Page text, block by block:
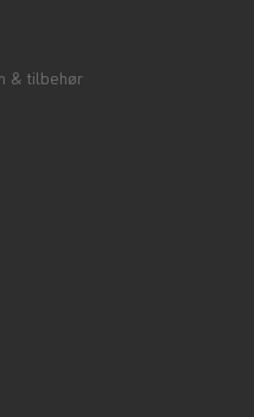
& tilbehør